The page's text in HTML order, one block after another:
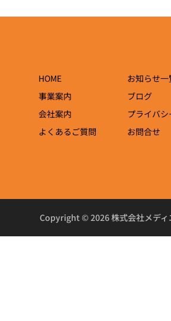
HOME
事業案内
会社案内
よくあるご質問
お知らせ一
ブログ
プライバ
お問合せ
Copyright © 2026 株式会社メディ